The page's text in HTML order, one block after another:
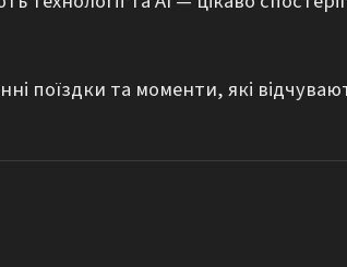
поїздки та моменти, які